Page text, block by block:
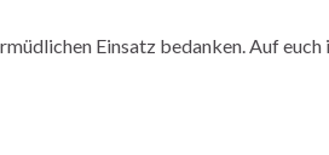
Einsatz bedanken. Auf euch